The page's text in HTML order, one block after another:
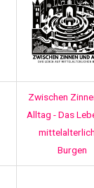
Zwischen
Alltag - Das
Burgen